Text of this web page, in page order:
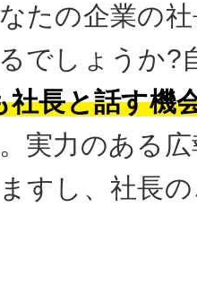
たの企業の
でしょうか?
社長と話す機
実力のある
すし、社長